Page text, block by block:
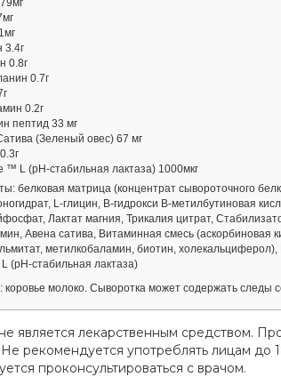
3.4г
0.8г
0.7г
0.2г
пептид 33 мг
(Зеленый овес) 67 мг
™ L (pH-стабильная лактаза) 1000мкг
белковая матрица (концентрат сывороточного
L-глицин, B-гидрокси B-метилбутиновая
Лактат магния, Трикалия цитрат,
Авена сатива, Витаминная смесь (аскорбиновая
метилкобаламин, биотин,
(pH-стабильная лактаза)
коровье молоко. Сыворотка может содержать следы
является лекарственным средством.
Не рекомендуется употреблять лицам
проконсультироваться с врачом.